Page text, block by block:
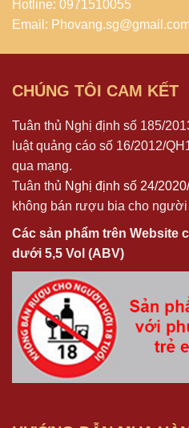
Hotline: 0971510055
Email:
CHÚNG TÔI CAM KẾT
Tuân thủ Nghị định số 185/
luật quảng cáo số 16/2012/
qua mạng.
Tuân thủ Nghị định số 24/
không bán rượu bia cho
Các sản phẩm trên Website
dưới 5,5 Vol (ABV)